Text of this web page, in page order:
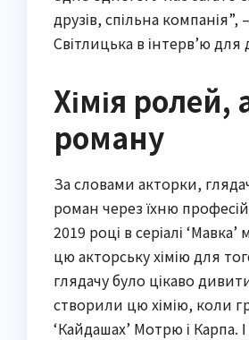
друзів, спільна компанія”,
Світлицька в інтерв’ю для
Хімія ролей,
роману
За словами акторки,
роман через їхню
2019 році в серіалі
цю акторську хімію для
глядачу було цікаво
створили цю хімію, коли
‘Кайдашах’ Мотрю і Карпа.